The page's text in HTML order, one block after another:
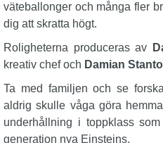
väteballonger och många fler
dig att skratta högt.
Roligheterna produceras av
kreativ chef och Damian
Ta med familjen och se
aldrig skulle våga göra
underhållning i toppklass
generation nya Einsteins.